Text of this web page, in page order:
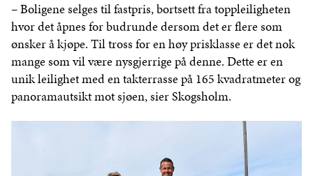
– Boligene selges til fastpris, bortsett fra toppleiligheten
hvor det åpnes for budrunde dersom det er flere som
ønsker å kjøpe. Til tross for en høy prisklasse er det nok
mange som vil være nysgjerrige på denne. Dette er en
unik leilighet med en takterrasse på 165 kvadratmeter og
panoramautsikt mot sjøen, sier Skogsholm.